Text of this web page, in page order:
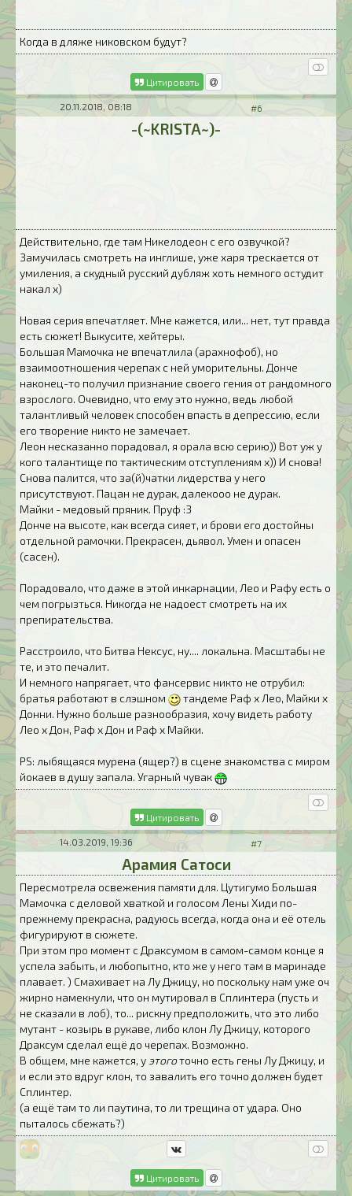
Когда в дляже никовском будут?
Цитировать
20.11.2018, 08:18 #6
-(~KRISTA~)-
Действительно, где там Никелодеон с его озвучкой?
Замучилась смотреть на инглише, уже харя трескается от
умиления, а скудный русский дубляж хоть немного остудит
накал х)
Новая серия впечатляет. Мне кажется, или... нет, тут правда
есть сюжет! Выкусите, хейтеры.
Большая Мамочка не впечатлила (арахнофоб), но
взаимоотношения черепах с ней уморительны. Донче
наконец-то получил признание своего гения от рандомного
взрослого. Очевидно, что ему это нужно, ведь любой
талантливый человек способен впасть в депрессию, если
его творение никто не замечает.
Леон несказанно порадовал, я орала всю серию)) Вот уж у
кого талантище по тактическим отступлениям х)) И снова!
Снова палится, что за(й)чатки лидерства у него
присутствуют. Пацан не дурак, далекооо не дурак.
Майки - медовый пряник. Пруф :3
Донче на высоте, как всегда сияет, и брови его достойны
отдельной рамочки. Прекрасен, дьявол. Умен и опасен
(сасен).
Порадовало, что даже в этой инкарнации, Лео и Рафу есть о
чем погрызться. Никогда не надоест смотреть на их
препирательства.
Расстроило, что Битва Нексус, ну.... локальна. Масштабы не
те, и это печалит.
И немного напрягает, что фансервис никто не отрубил:
братья работают в слэшном
тандеме Раф х Лео, Майки х
Донни. Нужно больше разнообразия, хочу видеть работу
Лео х Дон, Раф х Дон и Раф х Майки.
PS: лыбящаяся мурена (ящер?) в сцене знакомства с миром
йокаев в душу запала. Угарный чувак
Цитировать
14.03.2019, 19:36 #7
Арамия Сатоси
Пересмотрела освежения памяти для. Цутигумо Большая
Мамочка с деловой хваткой и голосом Лены Хиди по-
прежнему прекрасна, радуюсь всегда, когда она и её отель
фигурируют в сюжете.
При этом про момент с Драксумом в самом-самом конце я
успела забыть, и любопытно, кто же у него там в маринаде
плавает. ) Смахивает на Лу Джицу, но поскольку нам уже оч
жирно намекнули, что он мутировал в Сплинтера (пусть и
не сказали в лоб), то... рискну предположить, что это либо
мутант - козырь в рукаве, либо клон Лу Джицу, которого
Драксум сделал ещё до черепах. Возможно.
В общем, мне кажется, у этоготочно есть гены Лу Джицу, и
и если это вдруг клон, то завалить его точно должен будет
Сплинтер.
(а ещё там то ли паутина, то ли трещина от удара. Оно
пыталось сбежать?)
Цитировать